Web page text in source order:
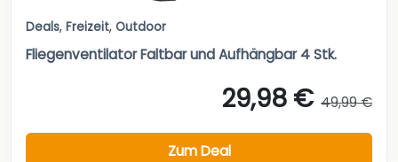
Deals, Freizeit, Outdoor
Fliegenventilator Faltbar und Aufhängbar 4 Stk.
29,98 € 49,99 €
Zum Deal